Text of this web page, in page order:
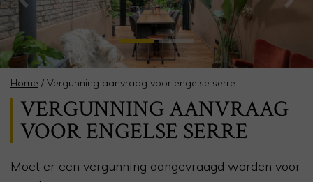
Previous
Home / Vergunning aanvraag voor engelse serre
VERGUNNING AANVRAAG
VOOR ENGELSE SERRE
Moet er een vergunning aangevraagd worden voor